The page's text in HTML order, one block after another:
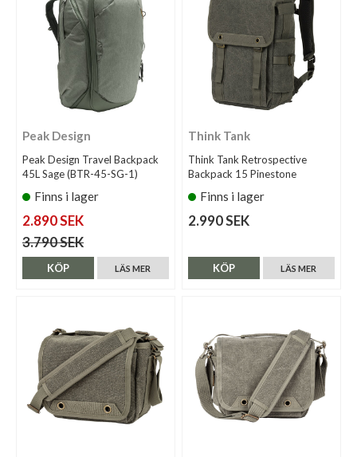
Peak Design
Peak Design Travel Backpack
45L Sage (BTR-45-SG-1)
Finns i lager
2.890 SEK
3.790 SEK
LÄS MER
KÖP
Think Tank
Think Tank Retrospective
Backpack 15 Pinestone
Finns i lager
2.990 SEK
LÄS MER
KÖP